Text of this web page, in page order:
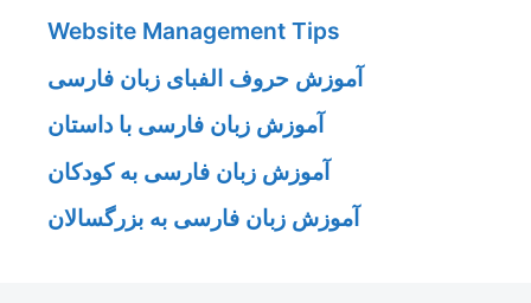
Website Management Tips
آموزش حروف الفبای زبان فارسی
آموزش زبان فارسی با داستان
آموزش زبان فارسی به کودکان
آموزش زبان فارسی به بزرگسالان